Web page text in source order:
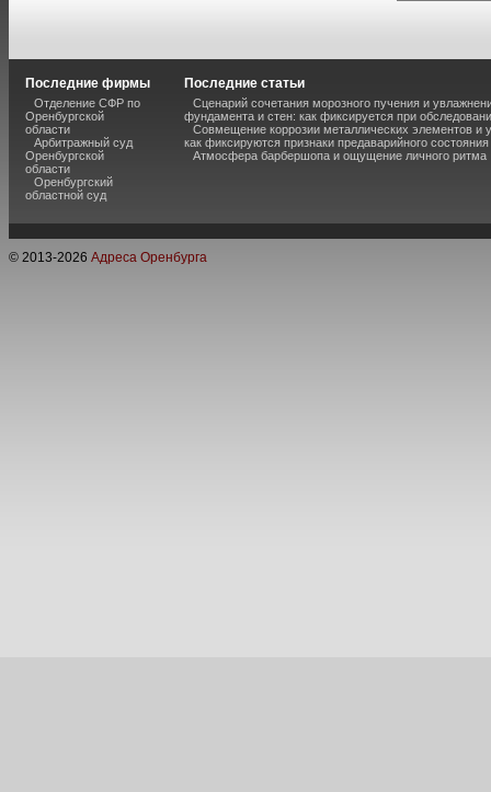
Последние фирмы
Отделение СФР по
Оренбургской
области
Арбитражный суд
Оренбургской
области
Оренбургский
областной суд
Последние статьи
Сценарий сочетания морозного пучения и
фундамента и стен: как фиксируется при
Совмещение коррозии металлических элементов и
как фиксируются признаки предаварийного состояния
Атмосфера барбершопа и ощущение личного ритма
© 2013-2026 Адреса Оренбурга